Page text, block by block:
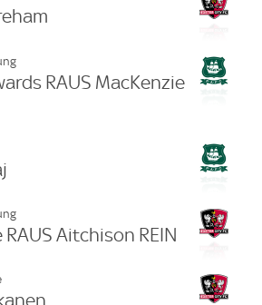
RAUS MacKenzie
RAUS Aitchison REIN